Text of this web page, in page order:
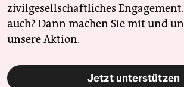
zivilgesellschaftliches
auch? Dann machen Sie mit und
unsere Aktion.
Jetzt unterstützen